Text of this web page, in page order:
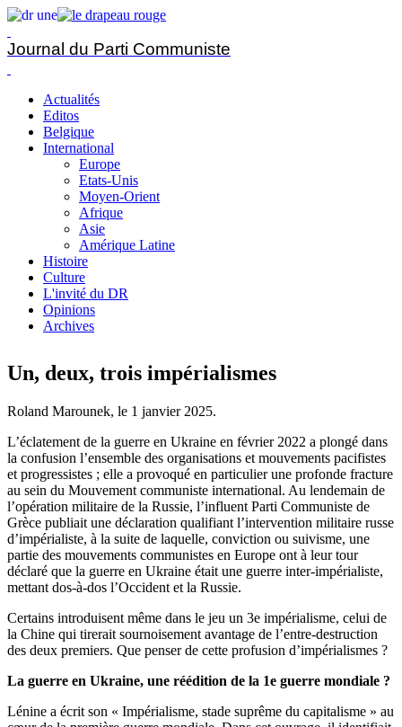
Journal du Parti Communiste
Actualités
Editos
Belgique
International
Europe
Etats-Unis
Moyen-Orient
Afrique
Asie
Amérique Latine
Histoire
Culture
L'invité du DR
Opinions
Archives
Un, deux, trois impérialismes
Roland Marounek, le 1 janvier 2025.
L’éclatement de la guerre en Ukraine en février 2022 a plongé dans
la confusion l’ensemble des organisations et mouvements pacifistes
et progressistes ; elle a provoqué en particulier une profonde fracture
au sein du Mouvement communiste international. Au lendemain de
l’opération militaire de la Russie, l’influent Parti Communiste de
Grèce publiait une déclaration qualifiant l’intervention militaire russe
d’impérialiste, à la suite de laquelle, conviction ou suivisme, une
partie des mouvements communistes en Europe ont à leur tour
déclaré que la guerre en Ukraine était une guerre inter-impérialiste,
mettant dos-à-dos l’Occident et la Russie.
Certains introduisent même dans le jeu un 3e impérialisme, celui de
la Chine qui tirerait sournoisement avantage de l’entre-destruction
des deux premiers. Que penser de cette profusion d’impérialismes ?
La guerre en Ukraine, une réédition de la 1e guerre mondiale ?
Lénine a écrit son « Impérialisme, stade suprême du capitalisme » au